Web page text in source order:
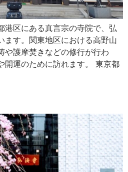
港区にある真言宗の寺院で、弘
ます。関東地区における高野山
や護摩焚きなどの修行が行わ
開運のために訪れます。 東京都